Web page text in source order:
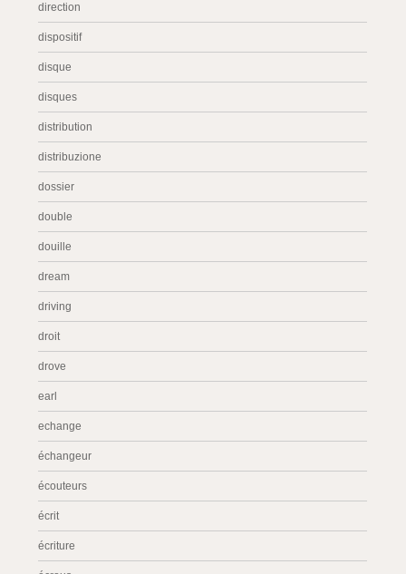
direction
dispositif
disque
disques
distribution
distribuzione
dossier
double
douille
dream
driving
droit
drove
earl
echange
échangeur
écouteurs
écrit
écriture